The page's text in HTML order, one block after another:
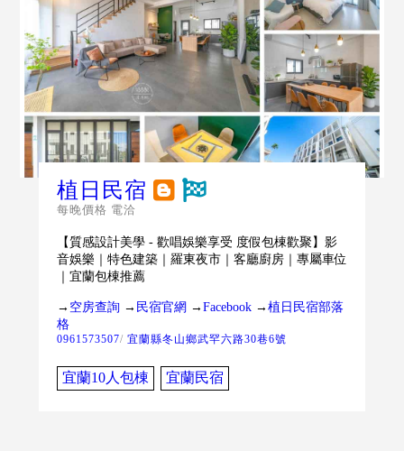
植日民宿
每晚價格 電洽
【質感設計美學 - 歡唱娛樂享受 度假包棟歡聚】影
音娛樂｜特色建築｜羅東夜市｜客廳廚房｜專屬車位
｜宜蘭包棟推薦
→ 空房查詢→ 民宿官網 →Facebook→植日民宿部落
格
0961573507/ 宜蘭縣冬山鄉武罕六路30巷6號
宜蘭10人包棟 宜蘭民宿